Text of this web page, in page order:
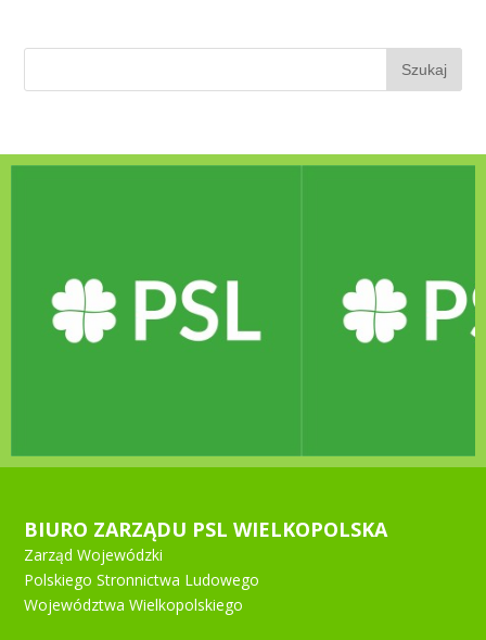
BIURO ZARZĄDU PSL WIELKOPOLSKA
Zarząd Wojewódzki
Polskiego Stronnictwa Ludowego
Województwa Wielkopolskiego